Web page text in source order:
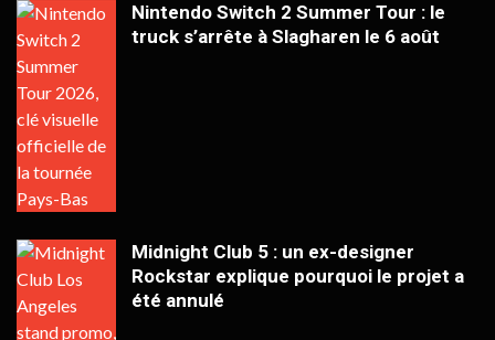
Nintendo Switch 2 Summer Tour : le
truck s’arrête à Slagharen le 6 août
Midnight Club 5 : un ex-designer
Rockstar explique pourquoi le projet a
été annulé